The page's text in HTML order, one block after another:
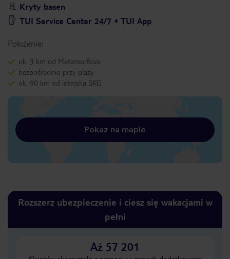
Kryty basen
TUI Service Center 24/7 + TUI App
Położenie:
ok. 3 km od Metamorfosis
bezpośrednio przy plaży
ok. 90 km od lotniska SKG
Pokaż na mapie
Rozszerz ubezpieczenie i ciesz się wakacjami w
pełni
Aż 57 201